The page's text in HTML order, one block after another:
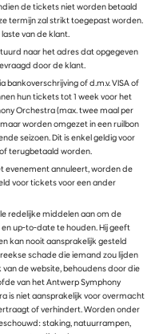
de tickets niet worden betaald
termijn zal strikt toegepast worden.
van de klant.
naar het adres dat opgegeven
door de klant.
of d.m.v. VISA of
hun tickets tot 1 week voor het
Orchestra (max. twee maal per
worden omgezet in een ruilbon
seizoen. Dit is enkel geldig voor
terugbetaald worden.
evenement annuleert, worden de
voor tickets voor een ander
redelijke middelen aan om de
up-to-date te houden. Hij geeft
kan nooit aansprakelijk gesteld
schade die iemand zou lijden
de website, behoudens door die
van het Antwerp Symphony
is niet aansprakelijk voor overmacht
of verhindert. Worden onder
staking, natuurrampen,